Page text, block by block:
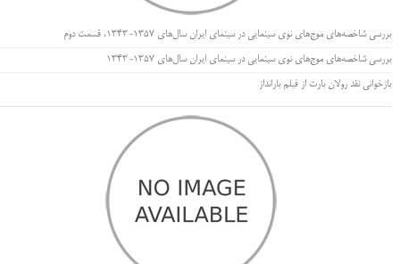
بررسی شاخصه‌های موج‌های نوی سینمایی در سینمای ایران سال‌های 1357-1343، قسمت دوم
بررسی شاخصه‌های موج‌های نوی سینمایی در سینمای ایران سال‌های 1357-1343
بازخوانی نقد رولان بارت از فیلم بارانداز